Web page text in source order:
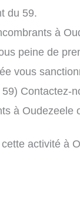
du 59.
à
peine de
vous
Contactez-
à Oudezeele
activité à